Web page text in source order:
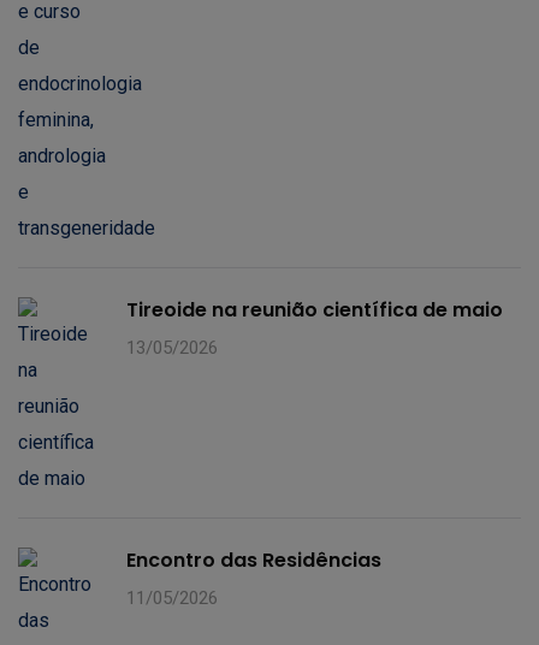
Tireoide na reunião científica de maio
13/05/2026
Encontro das Residências
11/05/2026